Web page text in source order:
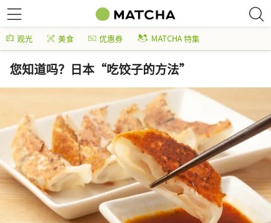
观光 美食 优惠券 MATCHA 特集
您知道吗？日本“吃饺子的方法”